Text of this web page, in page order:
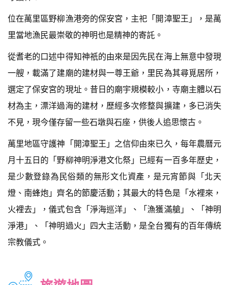
位在萬里區野柳漁港旁的保安宮，主祀「開漳聖王」，是萬
里當地漁民最崇敬的神明也是精神的寄託。
從耆老的口述中得知神祇的由來是因先民在海上無意中發現
一艘，載滿了建廟的建材與一尊王爺，里民為其尋覓居所，
選定了保安宮的現址。昔日的廟宇規模較小，寺廟主體以石
材為主，漂洋過海的建材，歷經多次修整與擴建，多已消失
不見，現今僅存留一些石墩與石座，供後人追思懷古。
萬里地區守護神「開漳聖王」之信仰由來已久，每年農曆元
月十五日的「野柳神明淨港文化祭」已經有一百多年歷史，
是少數登錄為民俗類的無形文化資產，是元宵節與「北天
燈、南蜂炮」齊名的節慶活動；其最大的特色是「水裡來，
火裡去」，儀式包含「淨海巡洋」、「漁獲滿艙」、「神明
淨港」、「神明過火」四大主活動，是全台獨有的百年傳統
宗教儀式。